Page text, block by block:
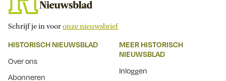
Schrijf je in vooronze nieuwsbrief
HISTORISCH NIEUWSBLAD
Over ons
Abonneren
MEER HISTORISCH
NIEUWSBLAD
Inloggen